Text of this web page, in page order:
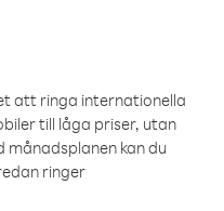
att ringa internationella
till låga priser, utan
månadsplanen kan du
ringer